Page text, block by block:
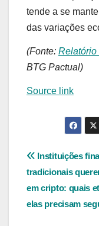
tende a se
das variações
(Fonte: Relatório
BTG Pactual)
Source link
de
Post
Instituições
tradicionais
em cripto: quais
elas precisam